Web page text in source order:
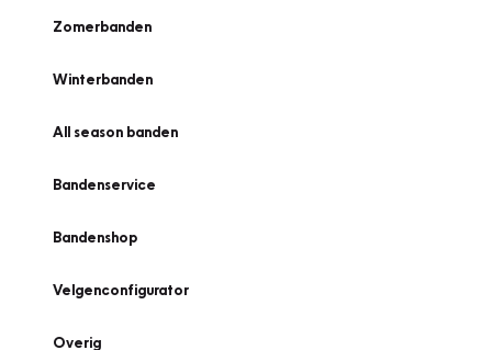
Zomerbanden
Winterbanden
All season banden
Bandenservice
Bandenshop
Velgenconfigurator
Overig